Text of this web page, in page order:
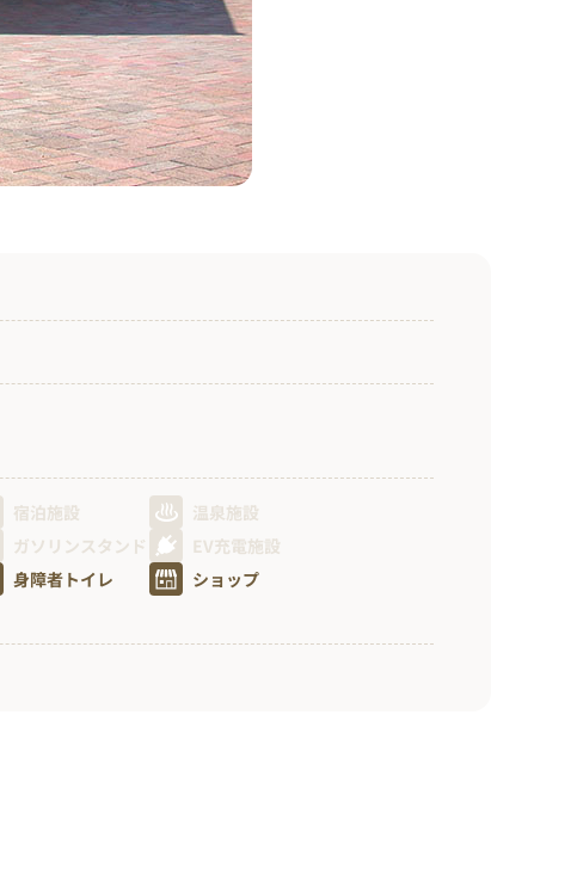
宿泊施設
温泉施設
ガソリンスタンド
EV充電施設
身障者トイレ
ショップ